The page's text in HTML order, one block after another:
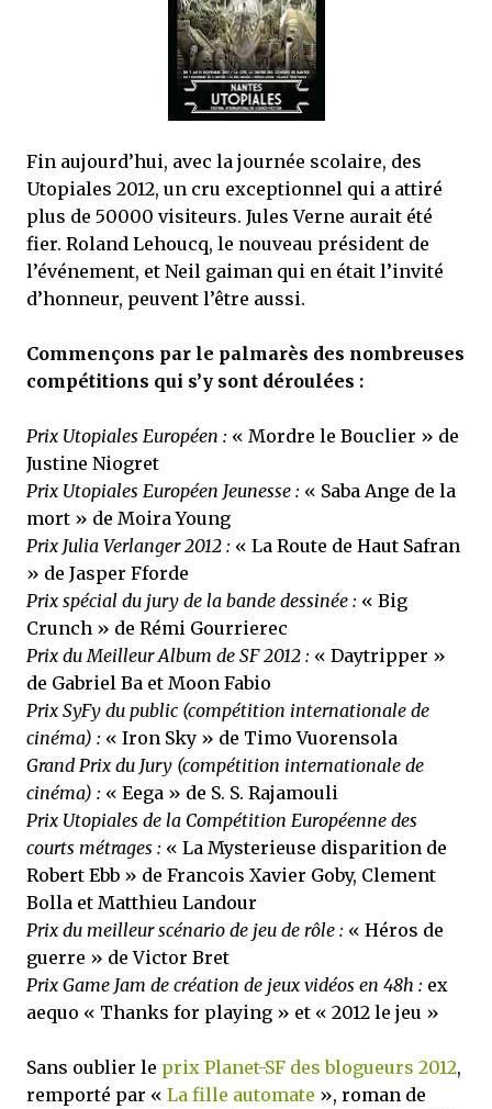
mettre sous tous les yeux. C'est cela...
Fin aujourd’hui, avec la journée scolaire, des
Utopiales 2012, un cru exceptionnel qui a attiré
plus de 50000 visiteurs. Jules Verne aurait été
fier. Roland Lehoucq, le nouveau président de
l’événement, et Neil gaiman qui en était l’invité
d’honneur, peuvent l’être aussi.
Commençons par le palmarès des nombreuses
compétitions qui s’y sont déroulées :
Prix Utopiales Européen : « Mordre le Bouclier » de
Justine Niogret
Prix Utopiales Européen Jeunesse : « Saba Ange de la
mort » de Moira Young
Prix Julia Verlanger 2012 : « La Route de Haut Safran
» de Jasper Fforde
Prix spécial du jury de la bande dessinée : « Big
Crunch » de Rémi Gourrierec
Prix du Meilleur Album de SF 2012 : « Daytripper »
de Gabriel Ba et Moon Fabio
Prix SyFy du public (compétition internationale de
cinéma) : « Iron Sky » de Timo Vuorensola
Grand Prix du Jury (compétition internationale de
cinéma) : « Eega » de S. S. Rajamouli
Prix Utopiales de la Compétition Européenne des
courts métrages : « La Mysterieuse disparition de
Robert Ebb » de Francois Xavier Goby, Clement
Bolla et Matthieu Landour
Prix du meilleur scénario de jeu de rôle : « Héros de
guerre » de Victor Bret
Prix Game Jam de création de jeux vidéos en 48h : ex
aequo « Thanks for playing » et « 2012 le jeu »
Sans oublier le prix Planet-SF des blogueurs 2012,
remporté par « La fille automate », roman de